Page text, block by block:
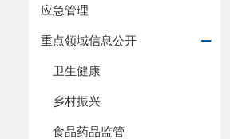
应急管理
重点领域信息公开
卫生健康
乡村振兴
食品药品监管